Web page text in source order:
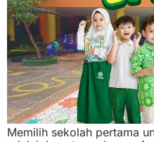
Memilih sekolah pertama